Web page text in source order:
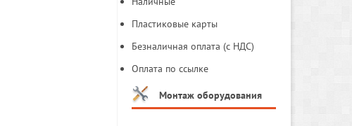
Пластиковые карты
Безналичная оплата (с НДС)
Оплата по ссылке
Монтаж оборудования